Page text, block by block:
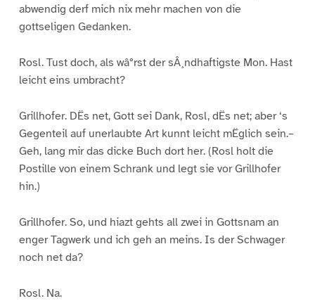
abwendig derf mich nix mehr machen von die
gottseligen Gedanken.
Rosl. Tust doch, als wâ°rst der sÂ¸ndhaftigste Mon. Hast
leicht eins umbracht?
Grillhofer. DËs net, Gott sei Dank, Rosl, dËs net; aber ‘s
Gegenteil auf unerlaubte Art kunnt leicht mËglich sein.–
Geh, lang mir das dicke Buch dort her. (Rosl holt die
Postille von einem Schrank und legt sie vor Grillhofer
hin.)
Grillhofer. So, und hiazt gehts all zwei in Gottsnam an
enger Tagwerk und ich geh an meins. Is der Schwager
noch net da?
Rosl. Na.